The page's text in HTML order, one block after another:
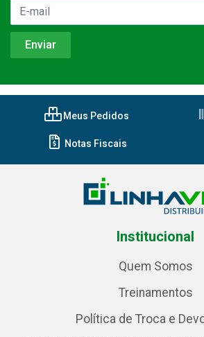
Meus Pedidos
Notas Fiscais
Institucional
Quem Somos
Treinamentos
Política de Troca e